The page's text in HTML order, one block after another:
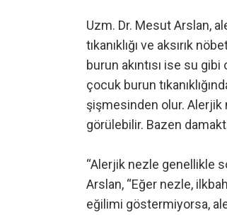
Uzm. Dr. Mesut Arslan,
tıkanıklığı ve aksırık
burun akıntısı ise su
çocuk burun
şişmesinden olur. Alerjik
görülebilir. Bazen
“Alerjik nezle genellikle
Arslan, “Eğer nezle,
eğilimi göstermiyorsa,